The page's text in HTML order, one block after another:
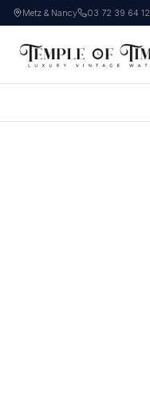
Metz & Nancy 03 72 39 64 12